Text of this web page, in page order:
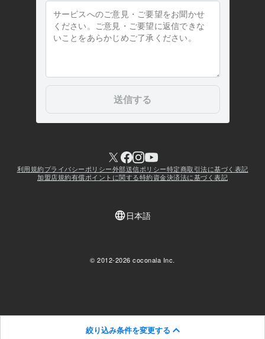
絞り込み条件を変更する